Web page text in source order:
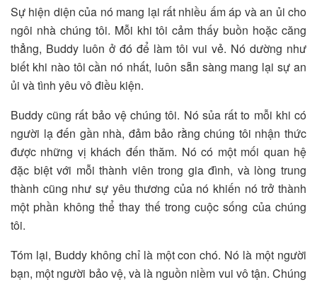
Sự hiện diện của nó mang lại rất nhiều ấm áp và an ủi cho
ngôi nhà chúng tôi. Mỗi khi tôi cảm thấy buồn hoặc căng
thẳng, Buddy luôn ở đó để làm tôi vui vẻ. Nó dường như
biết khi nào tôi cần nó nhất, luôn sẵn sàng mang lại sự an
ủi và tình yêu vô điều kiện.
Buddy cũng rất bảo vệ chúng tôi. Nó sủa rất to mỗi khi có
người lạ đến gần nhà, đảm bảo rằng chúng tôi nhận thức
được những vị khách đến thăm. Nó có một mối quan hệ
đặc biệt với mỗi thành viên trong gia đình, và lòng trung
thành cũng như sự yêu thương của nó khiến nó trở thành
một phần không thể thay thế trong cuộc sống của chúng
tôi.
Tóm lại, Buddy không chỉ là một con chó. Nó là một người
bạn, một người bảo vệ, và là nguồn niềm vui vô tận. Chúng